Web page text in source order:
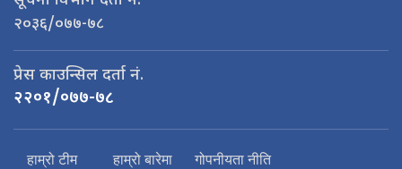
२०३६/०७७-७८
प्रेस काउन्सिल दर्ता नं.
२२०१/०७७-७८
हाम्रो टीम हाम्रो बारेमा गोपनीयता नीति